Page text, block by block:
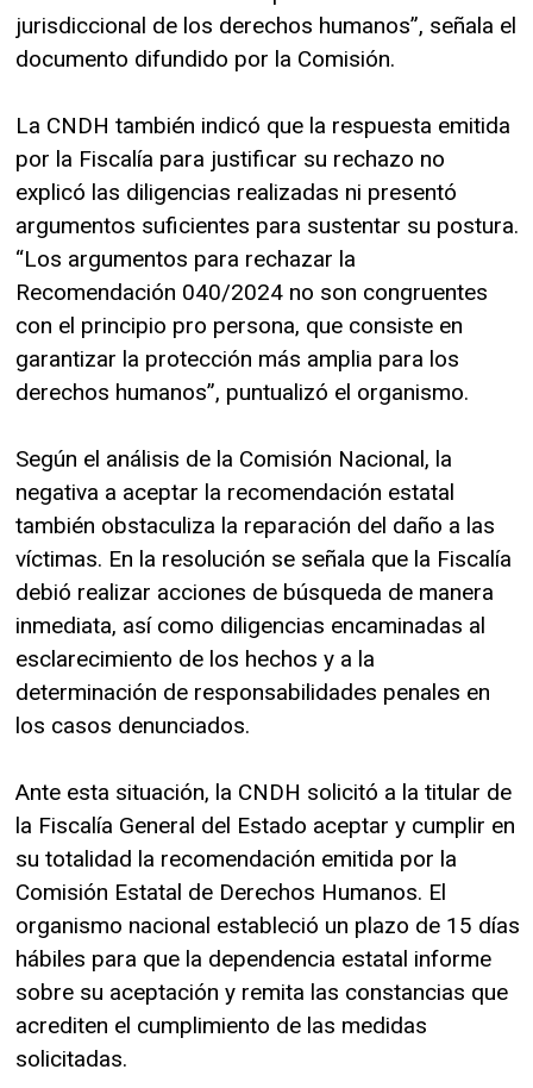
jurisdiccional de los derechos humanos”, señala el
documento difundido por la Comisión.
La CNDH también indicó que la respuesta emitida
por la Fiscalía para justificar su rechazo no
explicó las diligencias realizadas ni presentó
argumentos suficientes para sustentar su postura.
“Los argumentos para rechazar la
Recomendación 040/2024 no son congruentes
con el principio pro persona, que consiste en
garantizar la protección más amplia para los
derechos humanos”, puntualizó el organismo.
Según el análisis de la Comisión Nacional, la
negativa a aceptar la recomendación estatal
también obstaculiza la reparación del daño a las
víctimas. En la resolución se señala que la Fiscalía
debió realizar acciones de búsqueda de manera
inmediata, así como diligencias encaminadas al
esclarecimiento de los hechos y a la
determinación de responsabilidades penales en
los casos denunciados.
Ante esta situación, la CNDH solicitó a la titular de
la Fiscalía General del Estado aceptar y cumplir en
su totalidad la recomendación emitida por la
Comisión Estatal de Derechos Humanos. El
organismo nacional estableció un plazo de 15 días
hábiles para que la dependencia estatal informe
sobre su aceptación y remita las constancias que
acrediten el cumplimiento de las medidas
solicitadas.